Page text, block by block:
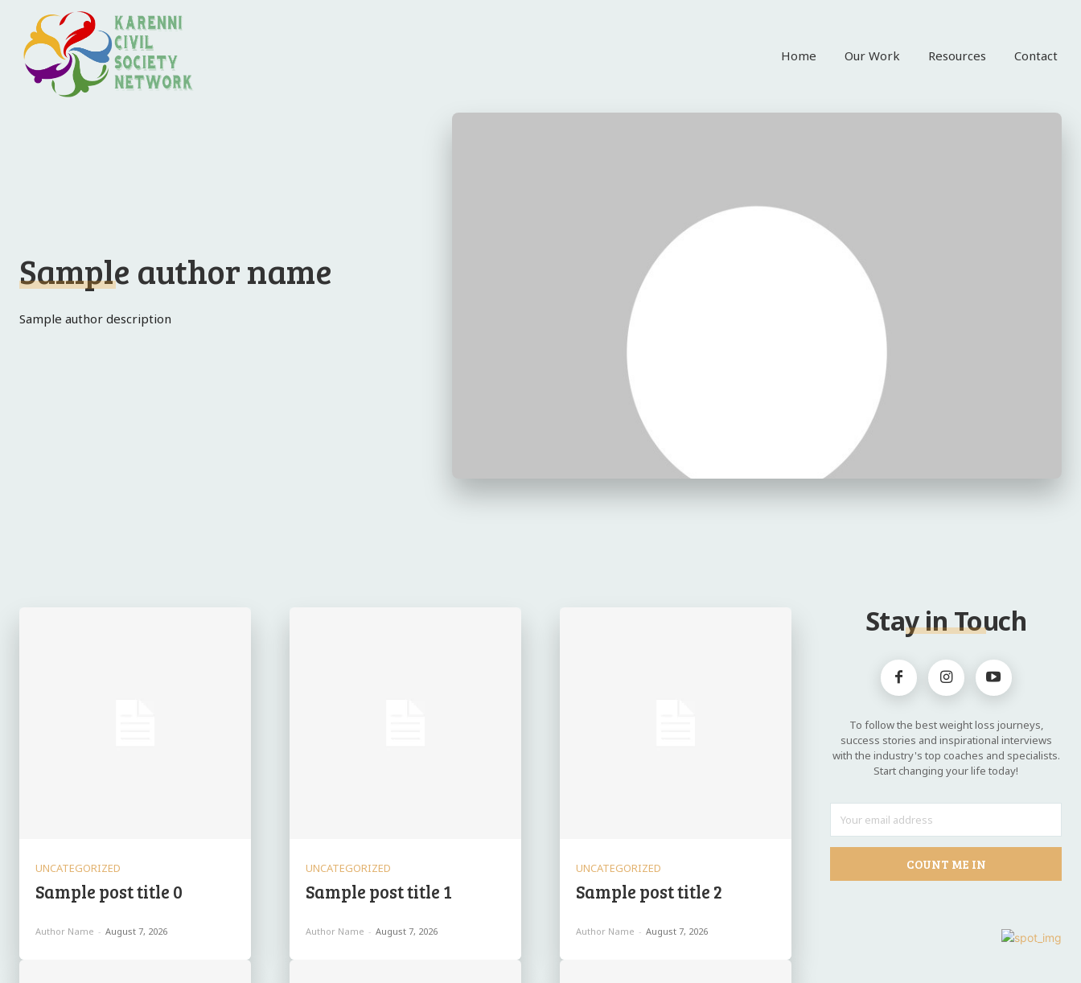
Home Our Work Resources Contact
Sample author name
Sample author description
UNCATEGORIZED
Sample post title 0
Author Name - August 7, 2026
UNCATEGORIZED
Sample post title 1
Author Name - August 7, 2026
UNCATEGORIZED
Sample post title 2
Author Name - August 7, 2026
Stay in Touch
To follow the best weight loss journeys,
success stories and inspirational interviews
with the industry's top coaches and specialists.
Start changing your life today!
COUNT ME IN